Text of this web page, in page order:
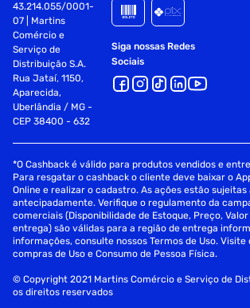
43.214.055/0001-
07 | Martins
Comércio e
Serviço de
Distribuição S.A.
Rua Jataí, 1150,
Aparecida,
Uberlândia / MG -
CEP 38400 - 632
Siga nossas Redes
Sociais
*O Cashback é válido para produtos vendidos e
Para resgatar o cashback o cliente deve baixar o
Online e realizar o cadastro. As ações estão sujeitas
antecipadamente. Verifique o regulamento da
comerciais (Disponibilidade de Estoque, Preço,
entrega) são válidas para a região de entrega
informações, consulte nossos Termos de Uso. Visite
compras de Uso e Consumo de Pessoa Física.
© Copyright 2021 Martins Comércio e Serviço de
os direitos reservados